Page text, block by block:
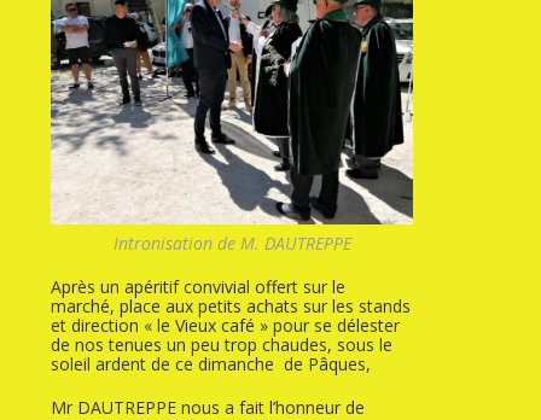
Intronisation de M. DAUTREPPE
Après un apéritif convivial offert sur le
marché, place aux petits achats sur les stands
et direction « le Vieux café » pour se délester
de nos tenues un peu trop chaudes, sous le
soleil ardent de ce dimanche de Pâques,
Mr DAUTREPPE nous a fait l’honneur de